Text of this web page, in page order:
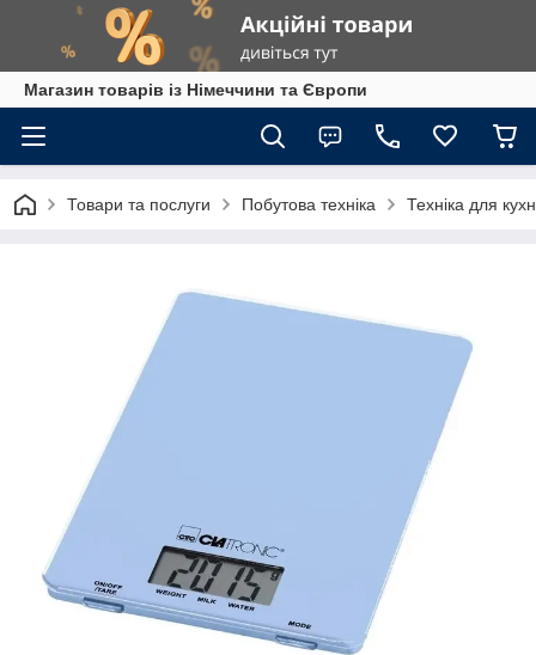
Магазин товарів із Німеччини та Європи
Товари та послуги Побутова техніка Техніка для